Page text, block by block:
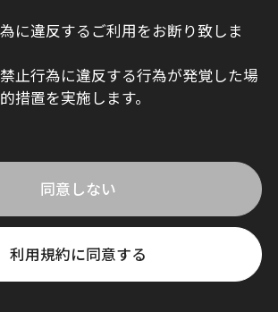
に違反するご利用をお断り致しま
止行為に違反する行為が発覚した場
措置を実施します。
同意しない
利用規約に同意する